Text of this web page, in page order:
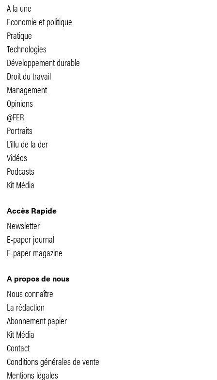
A la une
Economie et politique
Pratique
Technologies
Développement durable
Droit du travail
Management
Opinions
@FER
Portraits
L'illu de la der
Vidéos
Podcasts
Kit Média
Accès Rapide
Newsletter
E-paper journal
E-paper magazine
A propos de nous
Nous connaître
La rédaction
Abonnement papier
Kit Média
Contact
Conditions générales de vente
Mentions légales